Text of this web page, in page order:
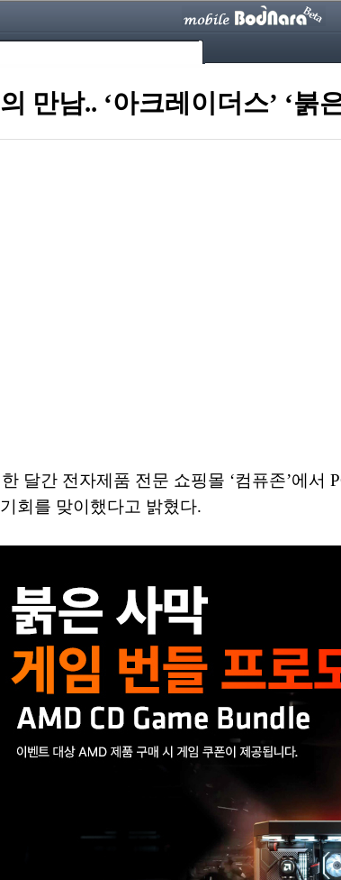
만남.. ‘아크레이더스’ ‘붉
달간 전자제품 전문 쇼핑몰 ‘컴퓨존’에
회를 맞이했다고 밝혔다.